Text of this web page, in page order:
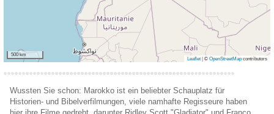
500 km
Leaflet © OpenStreetMap contributors
Wussten Sie schon: Marokko ist ein beliebter Schauplatz für
Historien- und Bibelverfilmungen, viele namhafte Regisseure haben